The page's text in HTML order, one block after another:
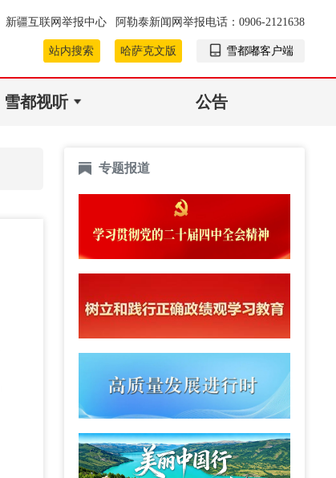
新疆互联网举报中心 阿勒泰新闻网举报电话：0906-2121638
站内搜索 哈萨克文版 雪都嘟客户端
雪都视听 公告
专题报道